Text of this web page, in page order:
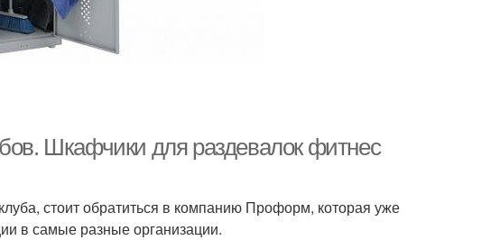
Шкафчики для раздевалок фитнес
стоит обратиться в компанию Проформ, которая уже
в самые разные организации.